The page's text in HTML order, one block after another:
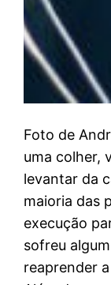
Foto de
uma colher,
levantar da
maioria das
execução
sofreu
reaprender